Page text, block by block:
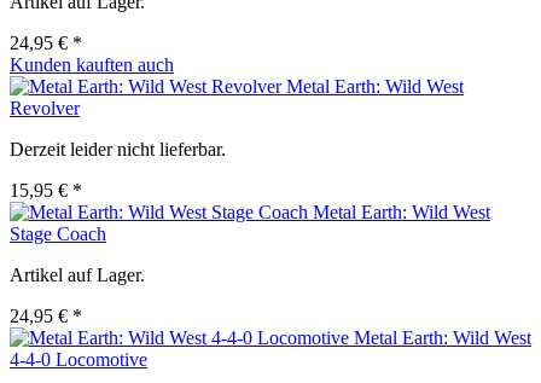
24,95 € *
Kunden kauften auch
Metal Earth: Wild West
Revolver
Derzeit leider nicht lieferbar.
15,95 € *
Metal Earth: Wild West
Stage Coach
Artikel auf Lager.
24,95 € *
Metal Earth: Wild West
4-4-0 Locomotive